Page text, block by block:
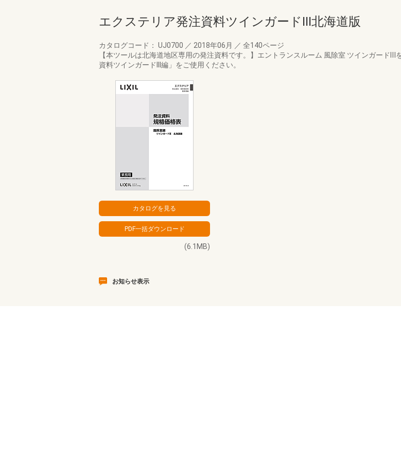
エクステリア発注資料ツインガードIII北海道版
カタログコード： UJ0700 ／ 2018年06月 ／ 全140ページ
【本ツールは北海道地区専用の発注資料です。】エントランスルーム 風除室 ツインガード
資料ツインガードIII編」をご使用ください。
(6.1MB)
お知らせ表示